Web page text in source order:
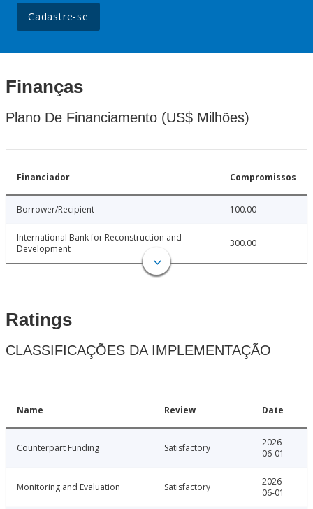
Cadastre-se
Finanças
Plano De Financiamento (US$ Milhões)
Financiador Compromissos
Borrower/Recipient 100.00
International Bank for Reconstruction and
Development
300.00
Ratings
CLASSIFICAÇÕES DA IMPLEMENTAÇÃO
Name Review Date
Counterpart Funding Satisfactory
2026-
06-01
Monitoring and Evaluation Satisfactory
2026-
06-01